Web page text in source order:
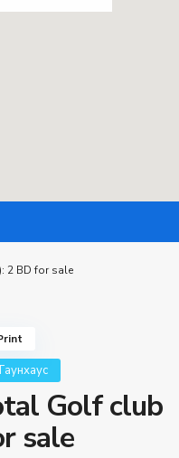
2 BD for sale
Golf club
sale